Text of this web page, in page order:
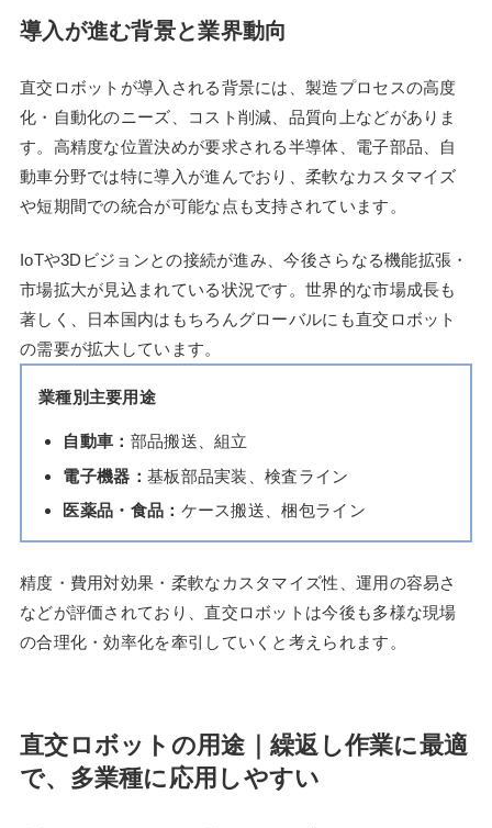
導入が進む背景と業界動向
直交ロボットが導入される背景には、製造プロセスの高度
化・自動化のニーズ、コスト削減、品質向上などがありま
す。高精度な位置決めが要求される半導体、電子部品、自
動車分野では特に導入が進んでおり、柔軟なカスタマイズ
や短期間での統合が可能な点も支持されています。
IoTや3Dビジョンとの接続が進み、今後さらなる機能拡張・
市場拡大が見込まれている状況です。世界的な市場成長も
著しく、日本国内はもちろんグローバルにも直交ロボット
の需要が拡大しています。
業種別主要用途
自動車： 部品搬送、組立
電子機器： 基板部品実装、検査ライン
医薬品・食品： ケース搬送、梱包ライン
精度・費用対効果・柔軟なカスタマイズ性、運用の容易さ
などが評価されており、直交ロボットは今後も多様な現場
の合理化・効率化を牽引していくと考えられます。
直交ロボットの用途｜繰返し作業に最適
で、多業種に応用しやすい